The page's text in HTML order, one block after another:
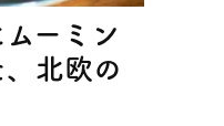
ーミン
北欧の